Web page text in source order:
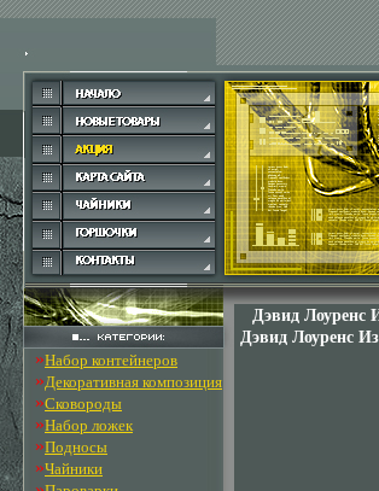
»Набор контейнеров
»Декоративная композиция
»Сковороды
»Набор ложек
»Подносы
»Чайники
Дэвид Лоуренс
Дэвид Лоуренс